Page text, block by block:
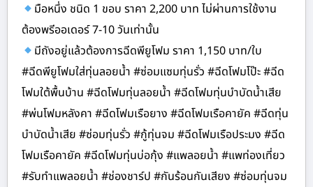
มือหนึ่ง ชนิด 1 ขอบ ราคา 2,200 บาท ไม่ผ่านการใช้งาน
ต้องพรีออเดอร์ 7-10 วันเท่านั้น
มีถังอยู่แล้วต้องการฉีดพียูโฟม ราคา 1,150 บาท/ใบ
#ฉีดพียูโฟมใส่ทุ่นลอยน้ำ #ซ่อมแซมทุ่นรั่ว #ฉีดโฟมโป๊ะ #ฉีด
โฟมใต้พื้นบ้าน #ฉีดโฟมทุ่นลอยน้ำ #ฉีดโฟมทุ่นบำบัดน้ำเสีย
#พ่นโฟมหลังคา #ฉีดโฟมเรือยาง #ฉีดโฟมเรือคายัค #ฉีดทุ่น
บำบัดน้ำเสีย #ซ่อมทุ่นรั่ว #กู้ทุ่นจม #ฉีดโฟมเรือประมง #ฉีด
โฟมเรือคายัค #ฉีดโฟมทุ่นบ่อกุ้ง #แพลอยน้ำ #แพท่องเที่ยว
#รับทำแพลอยน้ำ #ช่องชาร์ป #กันร้อนกันเสียง #ซ่อมทุ่นจม